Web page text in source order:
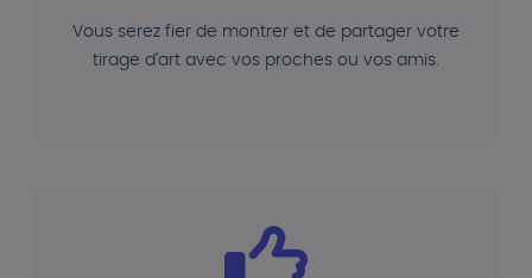
Vous serez fier de montrer et de partager votre
tirage d'art avec vos proches ou vos amis.